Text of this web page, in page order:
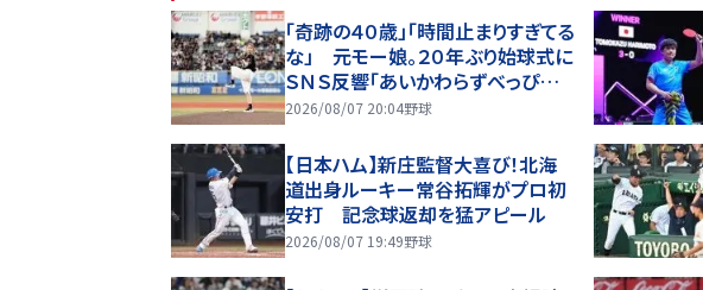
「奇跡の４０歳」「時間止まりすぎてる
な」 元モー娘。２０年ぶり始球式に
ＳＮＳ反響「あいかわらずべっぴんさ
んじゃのう」「お美しかった…」
2026/08/07 20:04野球
【日本ハム】新庄監督大喜び！北海
道出身ルーキー常谷拓輝がプロ初
安打 記念球返却を猛アピール
2026/08/07 19:49野球